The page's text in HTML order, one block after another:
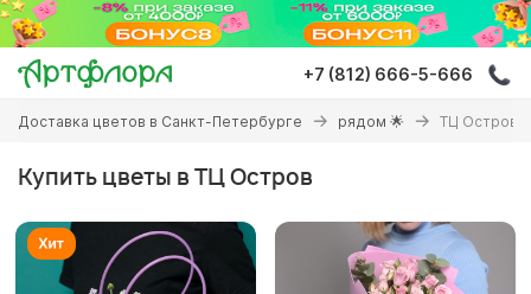
Перейти
основному
содержанию
+7 (812) 666-5-666
Вы
здесь
Доставка цветов в Санкт-Петербурге рядом 🌟 ТЦ Остров
Купить цветы в ТЦ Остров